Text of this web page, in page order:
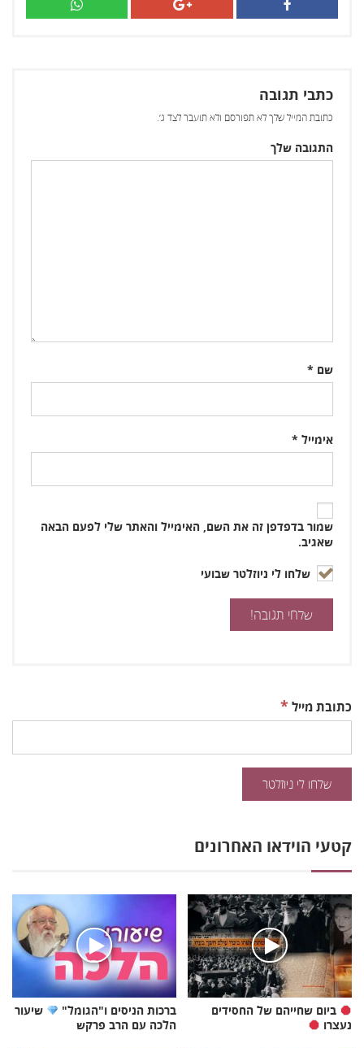
כתבי תגובה
כתובת המייל שלך לא תפורסם ולא תועבר לצד ג׳.
התגובה שלך
שם *
אימייל *
שמור בדפדפן זה את השם, האימייל והאתר שלי לפעם הבאה
שאגיב.
שלחו לי ניוזלטר שבועי
כתובת מייל *
קטעי הוידאו האחרונים
ביום שחייהם של החסידים
נעצרו
ברכות הניסים ו"הגומל"
שיעור
הלכה עם הרב פרקש